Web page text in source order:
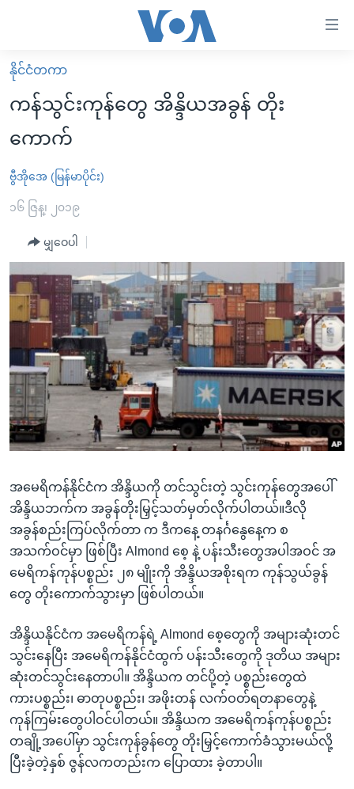
လွယ်ကူ
စေ
များ
ပင်မ
ကျော်
ကြည့်
ပင်မ
ညွန်း
စာမျက်နှာ
သို့
ကျော်
ရန်
ရှာဖွေ
ရန်
နေရာ
သို့
ကျော်
မူလစာမျက်နှာ
မြန်မာ
ကမ္ဘာ့သတင်းများ
နိုင်ငံတကာ
အမေရိကန်
အစ္စရေး-ပါလက်စတိုင်း
ဗွီဒီယို
သတင်းလွတ်လပ်ခွင့်
အင်္ဂလိပ်စာလေ့လာမယ်
အမေရိကန်သုံးအီဒီယံ
မကြေးမုံရဲ့ အင်္ဂလိပ်စာ
ရုပ်ရှင်ထဲက အင်္ဂလိပ်စာ
သုတပဒေသာ အင်္ဂလိပ်စာ
အပတ်စဉ်ကဏ္ဍများ
ရေဒီယို
တီဗွီ
ရေဒီယိုနှင့်ရုပ်သံ အချက်အလက်များ
ရေဒီယို/တီဗွီအစီအစဉ်
Learning English
ဗွီအိုအေ လူမှုကွန်ယက်များ
ဘာသာစကားများ
နိုင်ငံတကာ
ကန်သွင်းကုန်တွေ အိန္ဒိယအခွန် တိုး
ကောက်
ဗွီအိုအေ (မြန်မာပိုင်း)
၁၆ ဇြန္၊ ၂၀၁၉
မျှဝေပါ
အမေရိကန်နိုင်ငံက အိန္ဒိယကို တင်သွင်းတဲ့ သွင်းကုန်တွေအပေါ်
အိန္ဒိယဘက်က အခွန်တိုးမြှင့်သတ်မှတ်လိုက်ပါတယ်။ဒီလို
အခွန်စည်းကြပ်လိုက်တာ က ဒီကနေ့ တနင်္ဂနွေနေ့က စ
အသက်ဝင်မှာ ဖြစ်ပြီး Almond စေ့ နဲ့ ပန်းသီးတွေအပါအဝင် အ
မေရိကန်ကုန်ပစ္စည်း ၂၈ မျိုးကို အိန္ဒိယအစိုးရက ကုန်သွယ်ခွန်
တွေ တိုးကောက်သွားမှာ ဖြစ်ပါတယ်။
အိန္ဒိယနိုင်ငံက အမေရိကန်ရဲ့ Almond စေ့တွေကို အများဆုံးတင်
သွင်းနေပြီး အမေရိကန်နိုင်ငံထွက် ပန်းသီးတွေကို ဒုတိယ အများ
ဆုံးတင်သွင်းနေတာပါ။ အိန္ဒိယက တင်ပို့တဲ့ ပစ္စည်းတွေထဲ
ကားပစ္စည်း၊ ဓာတုပစ္စည်း၊ အဖိုးတန် လက်ဝတ်ရတနာတွေနဲ့
ကုန်ကြမ်းတွေပါဝင်ပါတယ်။ အိန္ဒိယက အမေရိကန်ကုန်ပစ္စည်း
တချို့အပေါ်မှာ သွင်းကုန်ခွန်တွေ တိုးမြှင့်ကောက်ခံသွားမယ်လို့
ပြီးခဲ့တဲ့နှစ် ဇွန်လကတည်းက ပြောထား ခဲ့တာပါ။